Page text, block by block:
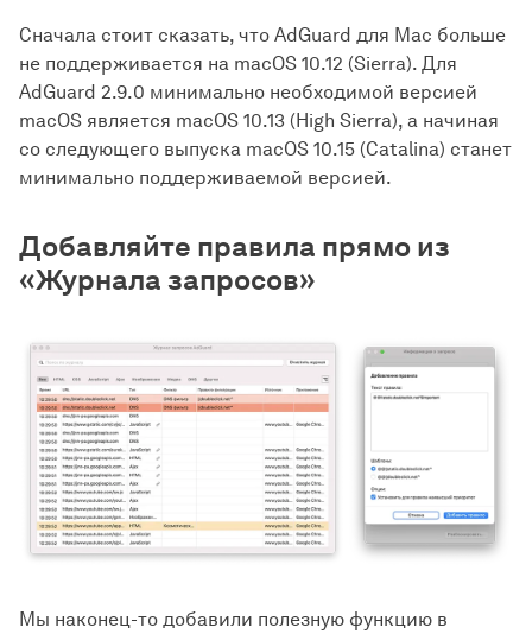
Сначала стоит сказать, что AdGuard для Mac больше
не поддерживается на macOS 10.12 (Sierra). Для
AdGuard 2.9.0 минимально необходимой версией
macOS является macOS 10.13 (High Sierra), а начиная
со следующего выпуска macOS 10.15 (Catalina) станет
минимально поддерживаемой версией.
Добавляйте правила прямо из
«Журнала запросов»
Мы наконец-то добавили полезную функцию в